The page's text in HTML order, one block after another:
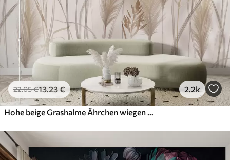
22.05€13.23€ 2.2k
Hohe beige Grashalme Ährchen wiegen sich im Wind vor einem weichen, hellen Hintergrund